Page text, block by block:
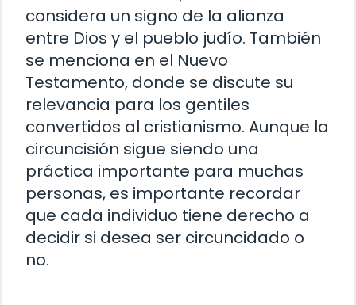
considera un signo de la alianza
entre Dios y el pueblo judío. También
se menciona en el Nuevo
Testamento, donde se discute su
relevancia para los gentiles
convertidos al cristianismo. Aunque la
circuncisión sigue siendo una
práctica importante para muchas
personas, es importante recordar
que cada individuo tiene derecho a
decidir si desea ser circuncidado o
no.